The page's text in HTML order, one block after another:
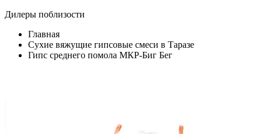
Дилеры поблизости
Главная
Сухие вяжущие гипсовые смеси в Таразе
Гипс среднего помола МКР-Биг Бег